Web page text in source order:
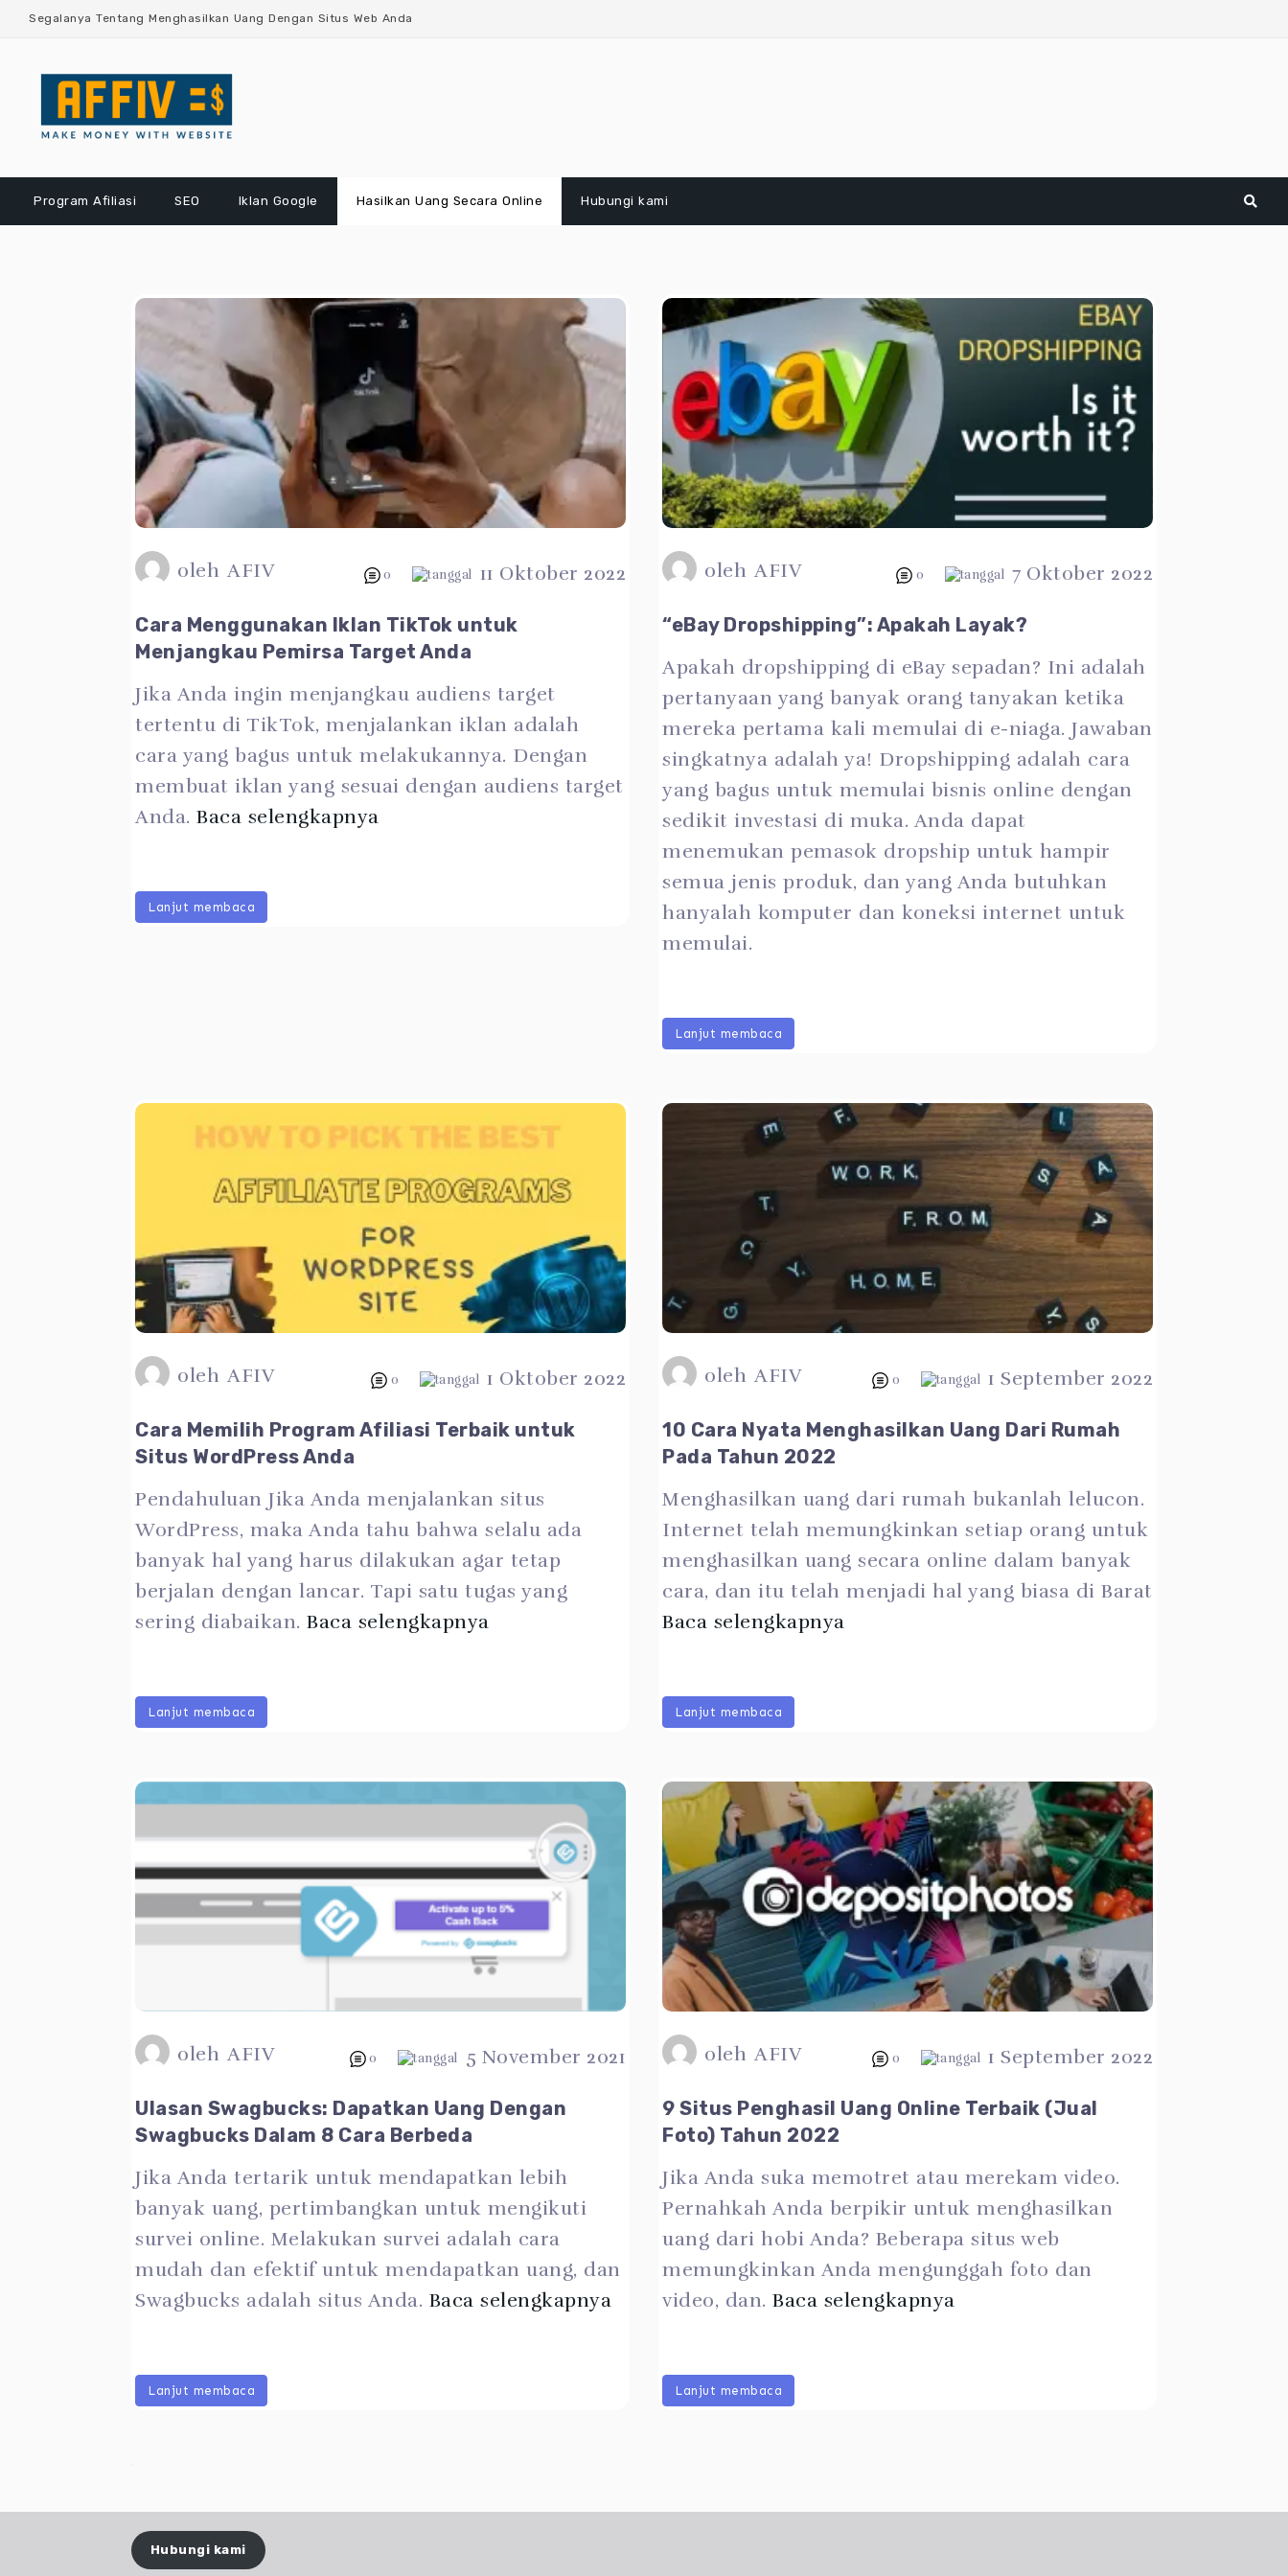
Segalanya Tentang Menghasilkan Uang Dengan Situs Web Anda
Program Afiliasi SEO Iklan Google Hasilkan Uang Secara Online Hubungi kami
oleh AFIV 0 11 Oktober 2022
Cara Menggunakan Iklan TikTok untuk
Menjangkau Pemirsa Target Anda
Jika Anda ingin menjangkau audiens target
tertentu di TikTok, menjalankan iklan adalah
cara yang bagus untuk melakukannya. Dengan
membuat iklan yang sesuai dengan audiens target
Anda. Baca selengkapnya
Lanjut membaca
oleh AFIV 0 7 Oktober 2022
“eBay Dropshipping”: Apakah Layak?
Apakah dropshipping di eBay sepadan? Ini adalah
pertanyaan yang banyak orang tanyakan ketika
mereka pertama kali memulai di e-niaga. Jawaban
singkatnya adalah ya! Dropshipping adalah cara
yang bagus untuk memulai bisnis online dengan
sedikit investasi di muka. Anda dapat
menemukan pemasok dropship untuk hampir
semua jenis produk, dan yang Anda butuhkan
hanyalah komputer dan koneksi internet untuk
memulai.
Lanjut membaca
oleh AFIV 0 1 Oktober 2022
Cara Memilih Program Afiliasi Terbaik untuk
Situs WordPress Anda
Pendahuluan Jika Anda menjalankan situs
WordPress, maka Anda tahu bahwa selalu ada
banyak hal yang harus dilakukan agar tetap
berjalan dengan lancar. Tapi satu tugas yang
sering diabaikan. Baca selengkapnya
Lanjut membaca
oleh AFIV 0 1 September 2022
10 Cara Nyata Menghasilkan Uang Dari Rumah
Pada Tahun 2022
Menghasilkan uang dari rumah bukanlah lelucon.
Internet telah memungkinkan setiap orang untuk
menghasilkan uang secara online dalam banyak
cara, dan itu telah menjadi hal yang biasa di Barat
Baca selengkapnya
Lanjut membaca
oleh AFIV 0 5 November 2021
Ulasan Swagbucks: Dapatkan Uang Dengan
Swagbucks Dalam 8 Cara Berbeda
Jika Anda tertarik untuk mendapatkan lebih
banyak uang, pertimbangkan untuk mengikuti
survei online. Melakukan survei adalah cara
mudah dan efektif untuk mendapatkan uang, dan
Swagbucks adalah situs Anda. Baca selengkapnya
Lanjut membaca
oleh AFIV 0 1 September 2022
9 Situs Penghasil Uang Online Terbaik (Jual
Foto) Tahun 2022
Jika Anda suka memotret atau merekam video.
Pernahkah Anda berpikir untuk menghasilkan
uang dari hobi Anda? Beberapa situs web
memungkinkan Anda mengunggah foto dan
video, dan. Baca selengkapnya
Lanjut membaca
Hubungi kami